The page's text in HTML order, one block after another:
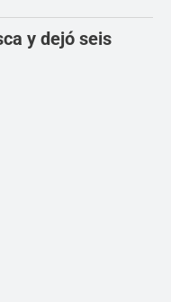
y dejó seis